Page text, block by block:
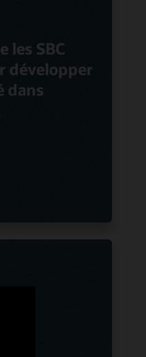
les SBC
développer
dans